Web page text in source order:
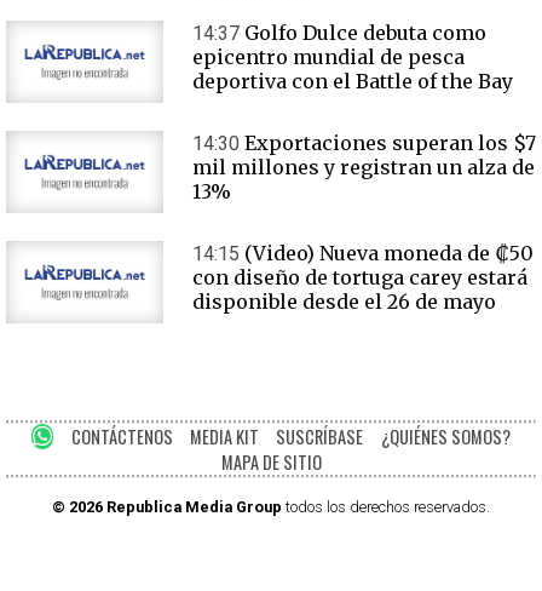
14:37 Golfo Dulce debuta como
epicentro mundial de pesca
deportiva con el Battle of the Bay
14:30 Exportaciones superan los $7
mil millones y registran un alza de
13%
14:15 (Video) Nueva moneda de ₡50
con diseño de tortuga carey estará
disponible desde el 26 de mayo
CONTÁCTENOS MEDIA KIT SUSCRÍBASE
¿QUIÉNES SOMOS?
MAPA DE SITIO
© 2026 Republica Media Group todos los derechos reservados.